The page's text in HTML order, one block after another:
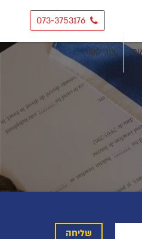
073-3753176
צור קשר